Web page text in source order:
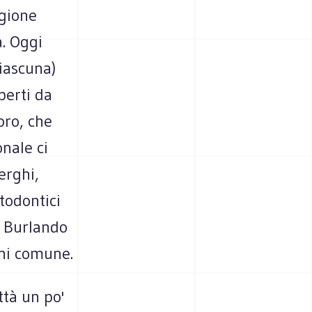
Oggi
da
che
ci
comune.
un po'